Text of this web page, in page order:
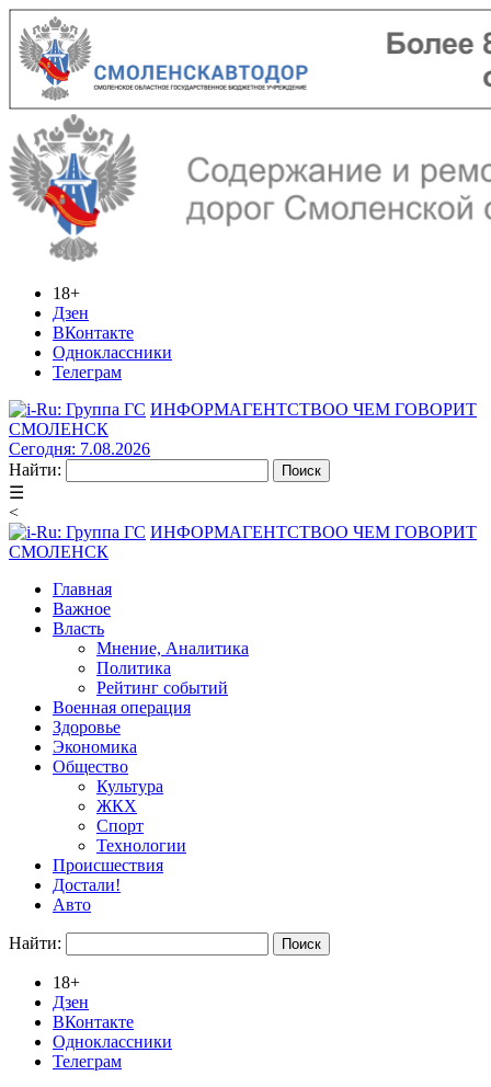
18+
Дзен
ВКонтакте
Одноклассники
Телеграм
ИНФОРМАГЕНТСТВОО ЧЕМ ГОВОРИТ
СМОЛЕНСК
Сегодня: 7.08.2026
Найти:
☰
<
ИНФОРМАГЕНТСТВОО ЧЕМ ГОВОРИТ
СМОЛЕНСК
Главная
Важное
Власть
Мнение, Аналитика
Политика
Рейтинг событий
Военная операция
Здоровье
Экономика
Общество
Культура
ЖКХ
Спорт
Технологии
Происшествия
Достали!
Авто
Найти:
18+
Дзен
ВКонтакте
Одноклассники
Телеграм